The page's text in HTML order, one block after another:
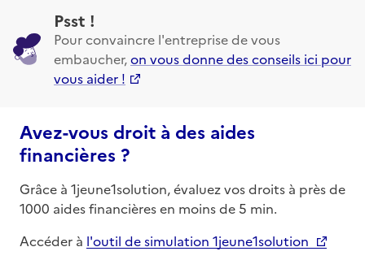
Psst !
Pour convaincre l'entreprise de vous
embaucher,on vous donne des conseils ici pour
vous aider !
Avez-vous droit à des aides
financières ?
Grâce à 1jeune1solution, évaluez vos droits à près de
1000 aides financières en moins de 5 min.
Accéder à l'outil de simulation 1jeune1solution